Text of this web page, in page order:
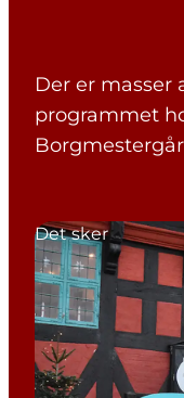
Der er masser
programmet
Det sker